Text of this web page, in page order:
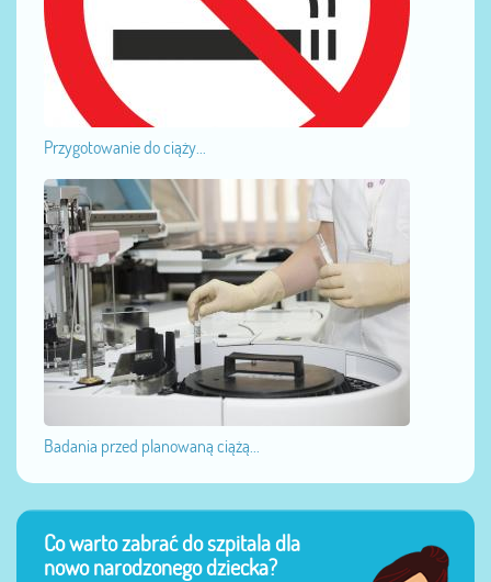
Przygotowanie do ciąży...
Badania przed planowaną ciążą...
Co warto zabrać do szpitala dla
nowo narodzonego dziecka?